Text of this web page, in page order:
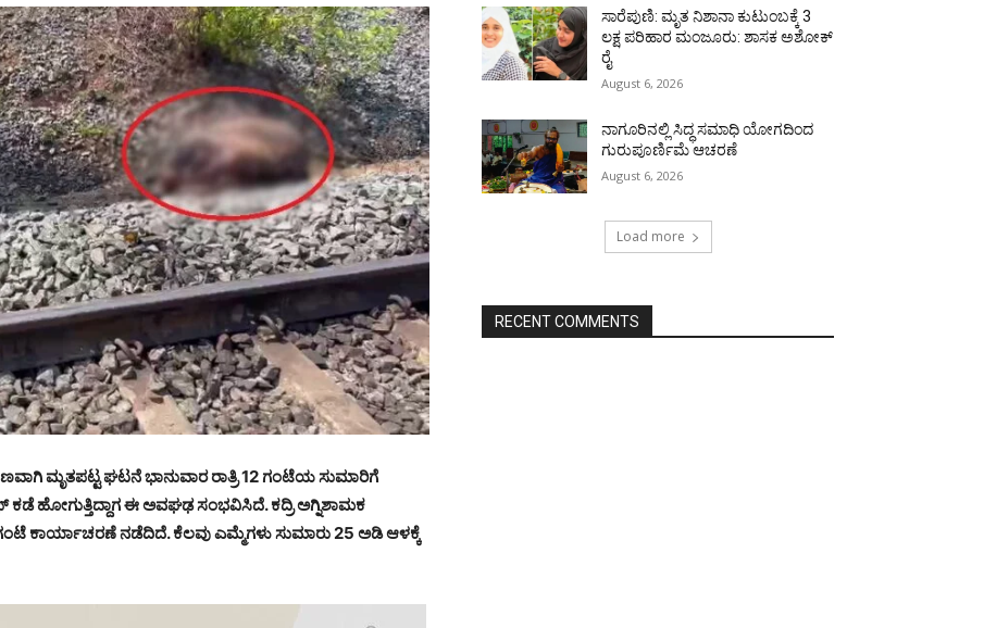
ಮೃತಪಟ್ಟ ಘಟನೆ ಭಾನುವಾರ ರಾತ್ರಿ 12 ಗಂಟೆಯ ಸುಮಾರಿಗೆ
ಹೋಗುತ್ತಿದ್ದಾಗ ಈ ಅವಘಢ ಸಂಭವಿಸಿದೆ. ಕದ್ರಿ ಅಗ್ನಿಶಾಮಕ
ಕಾರ್ಯಾಚರಣೆ ನಡೆದಿದೆ. ಕೆಲವು ಎಮ್ಮೆಗಳು ಸುಮಾರು 25 ಅಡಿ ಆಳಕ್ಕೆ
ಸಾರೆಪುಣಿ: ಮೃತ ನಿಶಾನಾ ಕುಟುಂಬಕ್ಕೆ 3
ಲಕ್ಷ ಪರಿಹಾರ ಮಂಜೂರು: ಶಾಸಕ ಅಶೋಕ್
ರೈ
August 6, 2026
ನಾಗೂರಿನಲ್ಲಿ ಸಿದ್ಧ ಸಮಾಧಿ ಯೋಗದಿಂದ
ಗುರುಪೂರ್ಣಿಮೆ ಆಚರಣೆ
August 6, 2026
Load more
RECENT COMMENTS